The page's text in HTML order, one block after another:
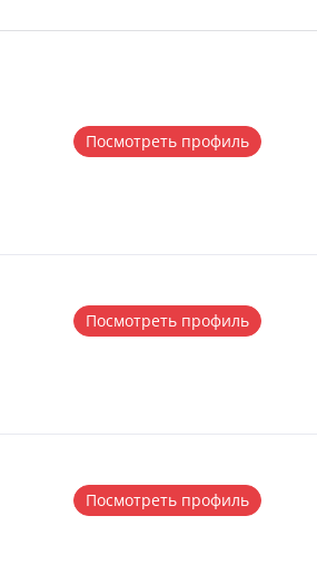
Посмотреть профиль
Посмотреть профиль
Посмотреть профиль